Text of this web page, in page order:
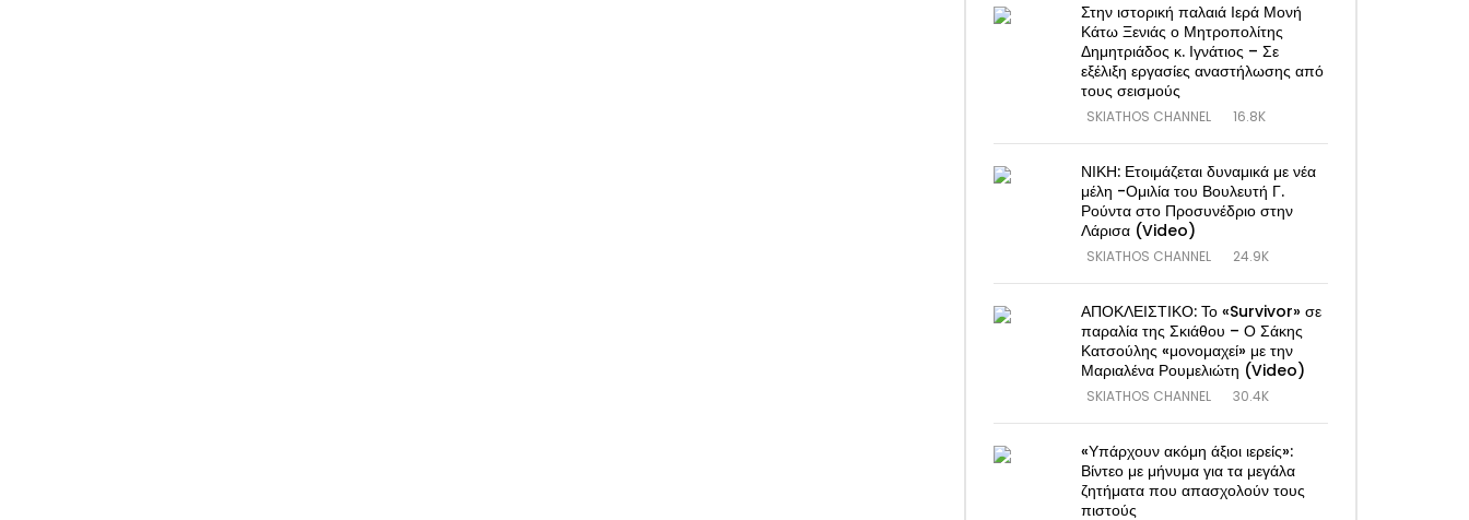
Στην ιστορική παλαιά Ιερά Μονή
Κάτω Ξενιάς ο Μητροπολίτης
Δημητριάδος κ. Ιγνάτιος – Σε
εξέλιξη εργασίες αναστήλωσης από
τους σεισμούς
SKIATHOS CHANNEL 16.8K
ΝΙΚΗ: Ετοιμάζεται δυναμικά με νέα
μέλη -Ομιλία του Βουλευτή Γ.
Ρούντα στο Προσυνέδριο στην
Λάρισα (Video)
SKIATHOS CHANNEL 24.9K
ΑΠΟΚΛΕΙΣΤΙΚΟ: Το «Survivor» σε
παραλία της Σκιάθου – Ο Σάκης
Κατσούλης «μονομαχεί» με την
Μαριαλένα Ρουμελιώτη (Video)
SKIATHOS CHANNEL 30.4K
«Υπάρχουν ακόμη άξιοι ιερείς»:
Βίντεο με μήνυμα για τα μεγάλα
ζητήματα που απασχολούν τους
πιστούς